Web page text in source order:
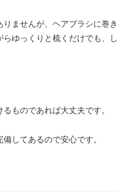
ませんが、ヘアブラシに巻き
ゆっくりと梳くだけでも、し
ものであれば大丈夫です。
してあるので安心です。